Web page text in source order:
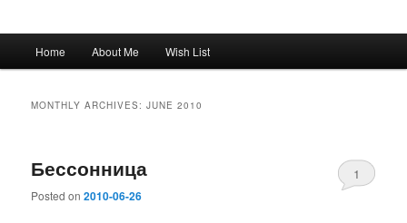
Home About Me Wish List
MONTHLY ARCHIVES:JUNE 2010
Бессонница
Posted on2010-06-26
1